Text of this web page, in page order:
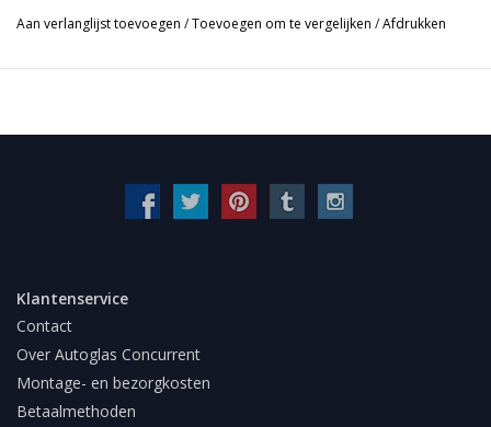
Aan verlanglijst toevoegen /Toevoegen om te vergelijken /Afdrukken
Klantenservice
Contact
Over Autoglas Concurrent
Montage- en bezorgkosten
Betaalmethoden